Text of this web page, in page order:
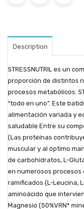
Description
STRESSNUTRIL es un
proporción de distintos
procesos metabólicos.
“todo en uno”. Este
alimentación variada y
saludable.Entre su
(Las proteínas
muscular y al óptimo
de carbohidratos, L-
en numerosos procesos
ramificados (L-Leucina,
aminoácido que
Magnesio (50%VRN*